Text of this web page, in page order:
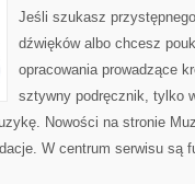
Jeśli szukasz
dźwięków albo chcesz
opracowania prowadzące
sztywny podręcznik, tylko
Nowości na stronie
W centrum serwisu są